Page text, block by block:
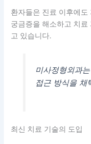
환자들은 진료 이후에
궁금증을 해소하고 치
고 있습니다.
미사정형외과
접근 방식을 채
최신 치료 기술의 도입